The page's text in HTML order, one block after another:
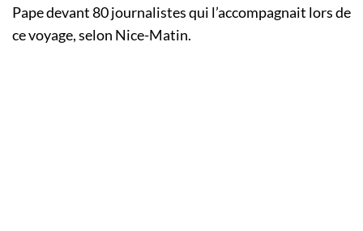
Pape devant 80 journalistes qui l’accompagnait lors de
ce voyage, selon Nice-Matin.